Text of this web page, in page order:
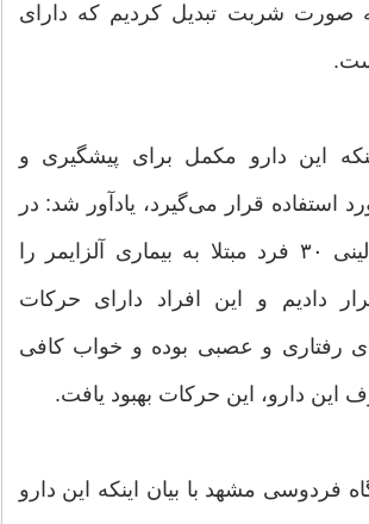
صورت شربت تبدیل کردیم که دارای
این دارو مکمل برای پیشگیری و
استفاده قرار می‌گیرد، یادآور شد: در
فاز کارآزمایی بالینی ۳۰ فرد مبتلا به بیماری آلزایمر را
دادیم و این افراد دارای حرکات
رفتاری و عصبی بوده و خواب کافی
این دارو، این حرکات بهبود یافت.
فردوسی مشهد با بیان اینکه این دارو